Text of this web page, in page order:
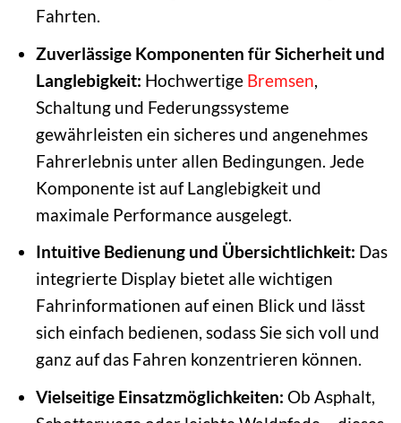
Fahrten.
Zuverlässige Komponenten für Sicherheit und
Langlebigkeit: Hochwertige Bremsen
Schaltung und Federungssysteme
gewährleisten ein sicheres und angenehmes
Fahrerlebnis unter allen Bedingungen. Jede
Komponente ist auf Langlebigkeit und
maximale Performance ausgelegt.
Intuitive Bedienung und Übersichtlichkeit: Das
integrierte Display bietet alle wichtigen
Fahrinformationen auf einen Blick und lässt
sich einfach bedienen, sodass Sie sich voll und
ganz auf das Fahren konzentrieren können.
Vielseitige Einsatzmöglichkeiten: Ob Asphalt,